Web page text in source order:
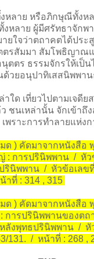
ลาย หรือภิกษุณีทั้งห
งหลาย ผู้มีศรัทธาจักพ
ายใจว่าตถาคตได้ปร
ตรสัมมา สัมโพธิญาณ
ตตร ธรรมจักรให้เป็
วยอนุปาทิเสสนิพพา
ใด เที่ยวไปตามเจดีย
ชนเหล่านั้น จักเข้าถึ
พราะการทำลายแห่ง
ด ) คัดมาจากหนังสือ
: การปรินิพพาน / หัว
รินิพพาน / หัวข้อเลข
าที่ : 314 , 315
ด ) คัดมาจากหนังสือ
การปรินิพพานของต
ลังพุทธปรินิพพาน / หั
131. / หน้าที่ : 268 ,